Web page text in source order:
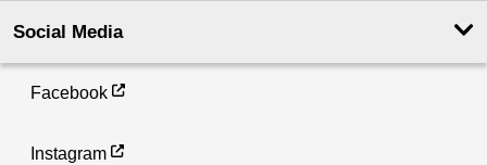
Social Media
Facebook
Instagram